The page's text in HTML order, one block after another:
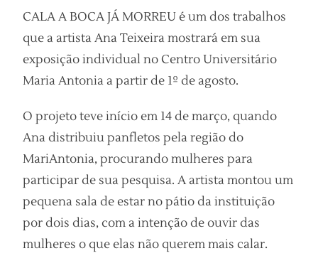
CALA A BOCA JÁ MORREU é um dos trabalhos
que a artista Ana Teixeira mostrará em sua
exposição individual no Centro Universitário
Maria Antonia a partir de 1º de agosto.
O projeto teve início em 14 de março, quando
Ana distribuiu panfletos pela região do
MariAntonia, procurando mulheres para
participar de sua pesquisa. A artista montou um
pequena sala de estar no pátio da instituição
por dois dias, com a intenção de ouvir das
mulheres o que elas não querem mais calar.